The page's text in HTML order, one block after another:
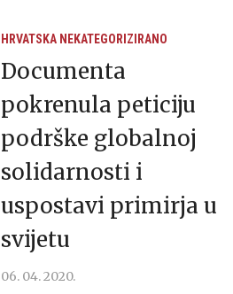
HRVATSKA NEKATEGORIZIRANO
Documenta
pokrenula peticiju
podrške globalnoj
solidarnosti i
uspostavi primirja u
svijetu
06. 04. 2020.